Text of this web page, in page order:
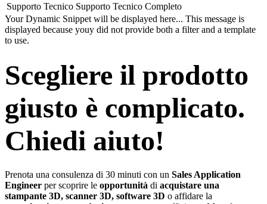
Supporto Tecnico Supporto Tecnico Completo
Your Dynamic Snippet will be displayed here... This message is
displayed because youy did not provide both a filter and a template
to use.
Scegliere il prodotto
giusto è complicato.
Chiedi aiuto!
Prenota una consulenza di 30 minuti con un Sales Application
Engineer per scoprire le opportunità di acquistare una
stampante 3D, scanner 3D, software 3D o affidare la